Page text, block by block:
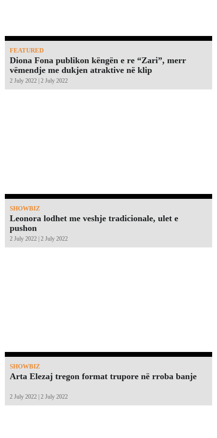
FEATURED
Diona Fona publikon këngën e re “Zari”, merr
vëmendje me dukjen atraktive në klip
2 July 2022 | 2 July 2022
SHOWBIZ
Leonora lodhet me veshje tradicionale, ulet e
pushon
2 July 2022 | 2 July 2022
SHOWBIZ
Arta Elezaj tregon format trupore në rroba banje
2 July 2022 | 2 July 2022